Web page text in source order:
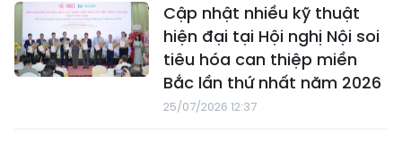
Cập nhật nhiều kỹ thuật
hiện đại tại Hội nghị Nội soi
tiêu hóa can thiệp miền
Bắc lần thứ nhất năm 2026
25/07/2026 12:37